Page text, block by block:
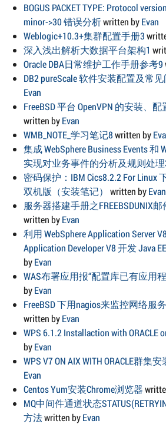
BOGUS PACKET TYPE: Protocol
minor->30 错误分析written byEvan
Weblogic+10.3+集群配置手册3
深入浅出解析大数据平台架构1
Oracle DBA日常维护工作手册参考9
DB2 pureScale 软件安装配置及常
Evan
FreeBSD 平台 OpenVPN 的安装、
written byEvan
WMB_NOTE_学习笔记8written by
集成 WebSphere Business Events 和
实现对业务事件的分析及规则处理
密码保护：IBM Cics8.2.2 For Linux
双机版（安装笔记）
written byEvan
服务器搭建手册之FREEBSDUNIX
written byEvan
利用 WebSphere Application Server
Application Developer V8 开发 Java
byEvan
WAS布署应用报“配置库已有应用
byEvan
FreeBSD 下用nagios来监控网络服
written byEvan
WPS 6.1.2 Installaction with ORACLE
byEvan
WPS V7 ON AIX WITH ORACLE群集安
Evan
Centos Yum安装Chrome浏览器
MQ中间件通道状态
方法written byEvan